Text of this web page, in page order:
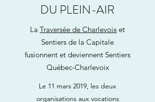
DU PLEIN-AIR
La Traversée de Charlevoix et
Sentiers de la Capitale
fusionnent et deviennent Sentiers
Québec-Charlevoix
Le 11 mars 2019, les deux
organisations aux vocations